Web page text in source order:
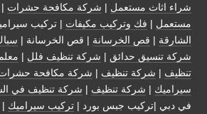
شراء اثاث مستعمل | شركة مكافحة حشرات |
مستعمل | فك وتركيب مكيفات | تركيب
الشارقة | قص الخرسانة | قص الخرسانة |
شركة تنسيق حدائق | شركة تنظيف فلل |
تنظيف | شركة تنظيف | شركة مكافحة
سيراميك | شركة تنظيف | شركة تنظيف في
في دبي |تركيب جبس بورد | تركيب سيراميك |